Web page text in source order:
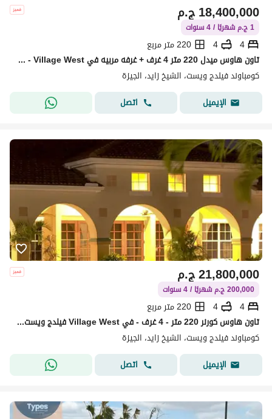
ج.م18,400,000
1 ج.م شهريًا / 4 سنوات
4
4
220 متر مربع
تاون هاوس ميدل 220 متر 4 غرف + غرفه مربيه في Village West - فيلدج ويست الشيخ زايد خلف رويال سيتي وكايرو جيت مباشرة
كومباوند فيلدج ويست، الشيخ زايد، الجيزة
الإيميل
اتصل
ج.م21,800,000
200,000 ج.م شهريًا / 4 سنوات
4
4
220 متر مربع
تاون هاوس كورنر 220 متر - 4 غرف - في Village West فيلدج ويست الشيخ موقع مميز علي الاندسكيب
كومباوند فيلدج ويست، الشيخ زايد، الجيزة
الإيميل
اتصل